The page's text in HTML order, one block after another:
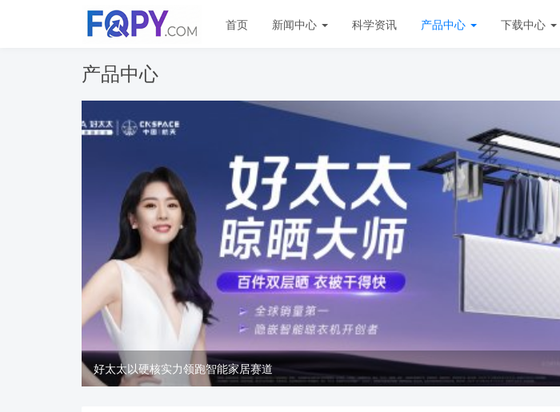
首页 新闻中心 科学资讯 产品中心 下载中心
产品中心
好太太以硬核实力领跑智能家居赛道